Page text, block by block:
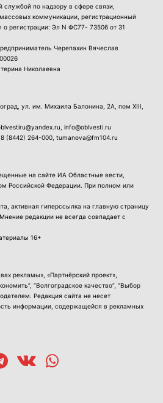
службой по надзору в сфере связи,
коммуникации, регистрационный
регистрации: Эл N ФС77- 73506 от 31
Черепахин Вячеслав
Николаевна
ул. им. Михаила Балонина, 2А, пом XIII,
info@oblvesti.ru
8 (8442) 264-000 , tumanova@fm104.ru
на сайте ИА Областные вести,
Российской Федерации. При полном или
активная гиперссылка на главную страницу
редакции не всегда совпадает с
16+
рекламы», «Партнёрский проект»,
“Волгоградское качество”, “Выбор
Редакция сайта не несет
информации, содержащейся в рекламных